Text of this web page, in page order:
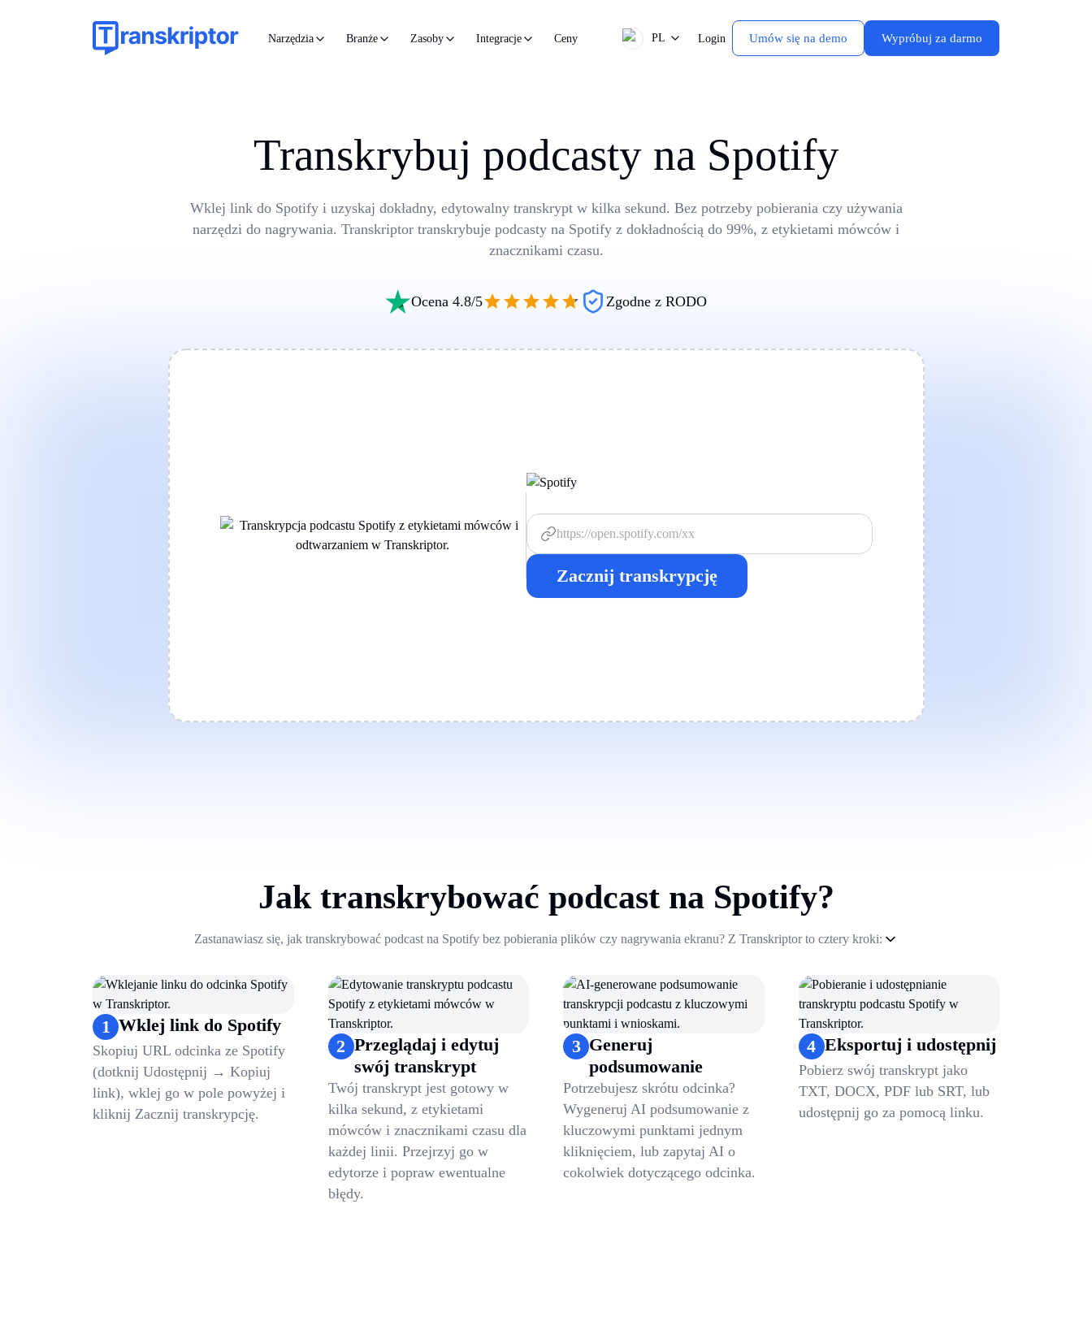
Narzędzia Branże Zasoby Integracje Ceny PL Login Umów się na demo Wypróbuj za darmo
Transkrybuj podcasty na Spotify
Wklej link do Spotify i uzyskaj dokładny, edytowalny transkrypt w kilka sekund. Bez potrzeby pobierania czy używania
narzędzi do nagrywania. Transkriptor transkrybuje podcasty na Spotify z dokładnością do 99%, z etykietami mówców i
znacznikami czasu.
Ocena 4.8/5 Zgodne z RODO
Zacznij transkrypcję
Jak transkrybować podcast na Spotify?
Zastanawiasz się, jak transkrybować podcast na Spotify bez pobierania plików czy nagrywania ekranu? Z Transkriptor to cztery kroki:
2. Przeglądaj i edytuj swój transkrypt
Eksportuj i udostępnij
1 Wklej link do Spotify
Skopiuj URL odcinka ze Spotify
(dotknij Udostępnij → Kopiuj
link), wklej go w pole powyżej i
kliknij Zacznij transkrypcję.
2 Przeglądaj i edytuj
swój transkrypt
Twój transkrypt jest gotowy w
kilka sekund, z etykietami
mówców i znacznikami czasu dla
każdej linii. Przejrzyj go w
edytorze i popraw ewentualne
błędy.
3 Generuj
podsumowanie
Potrzebujesz skrótu odcinka?
Wygeneruj AI podsumowanie z
kluczowymi punktami jednym
kliknięciem, lub zapytaj AI o
cokolwiek dotyczącego odcinka.
4 Eksportuj i udostępnij
Pobierz swój transkrypt jako
TXT, DOCX, PDF lub SRT, lub
udostępnij go za pomocą linku.